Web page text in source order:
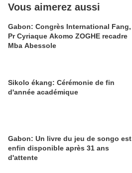
Vous aimerez aussi
Gabon: Congrès International Fang,
Pr Cyriaque Akomo ZOGHE recadre
Mba Abessole
Sikolo ékang: Cérémonie de fin
d'année académique
Gabon: Un livre du jeu de songo est
enfin disponible après 31 ans
d'attente